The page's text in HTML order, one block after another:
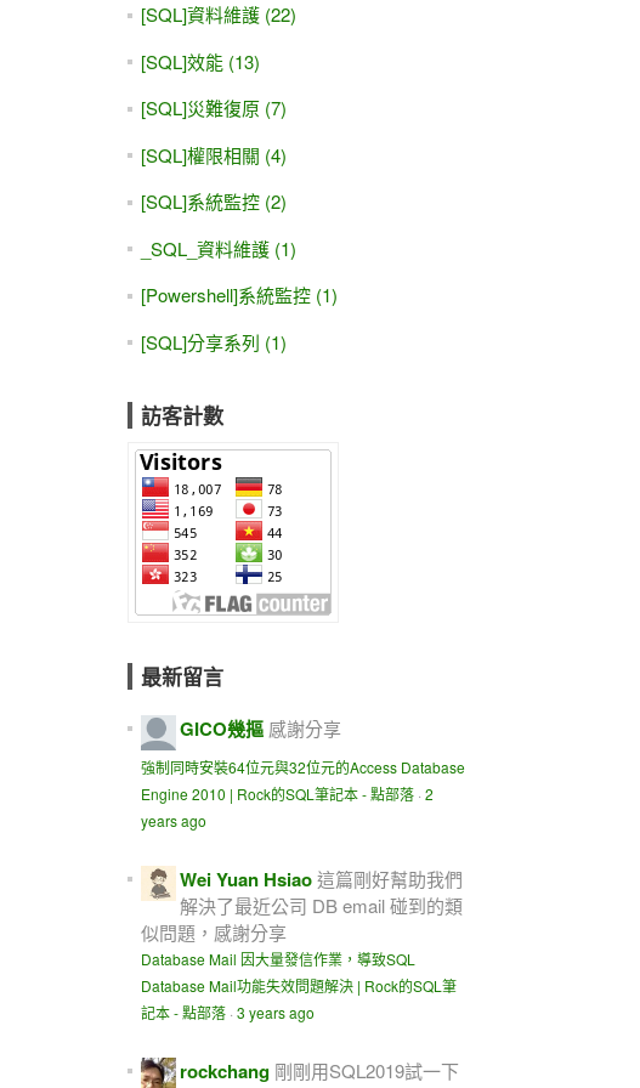
[SQL]資料維護 (22)
[SQL]效能 (13)
[SQL]災難復原 (7)
[SQL]權限相關 (4)
[SQL]系統監控 (2)
_SQL_資料維護 (1)
[Powershell]系統監控 (1)
[SQL]分享系列 (1)
訪客計數
最新留言
GICO幾摳 感謝分享
強制同時安裝64位元與32位元的Access Database
Engine 2010 | Rock的SQL筆記本 - 點部落 · 2
years ago
Wei Yuan Hsiao這篇剛好幫助我們
解決了最近公司 DB email 碰到的類
似問題，感謝分享
Database Mail 因大量發信作業，導致SQL
Database Mail功能失效問題解決 | Rock的SQL筆
記本 - 點部落 · 3 years ago
rockchang 剛剛用SQL2019試一下